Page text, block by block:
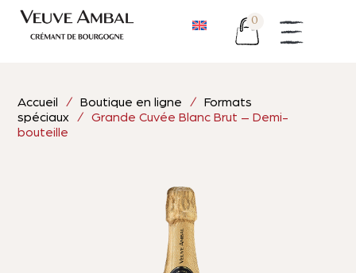
0
Accueil /Boutique en ligne /Formats
spéciaux / Grande Cuvée Blanc Brut – Demi-
bouteille